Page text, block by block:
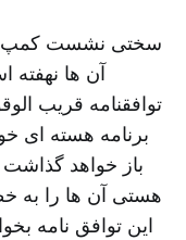
سختی نشست کمپ
آن ها نهفته
توافقنامه قریب
برنامه هسته ای
باز خواهد گذاشت
هستی آن ها را به
این توافق نامه